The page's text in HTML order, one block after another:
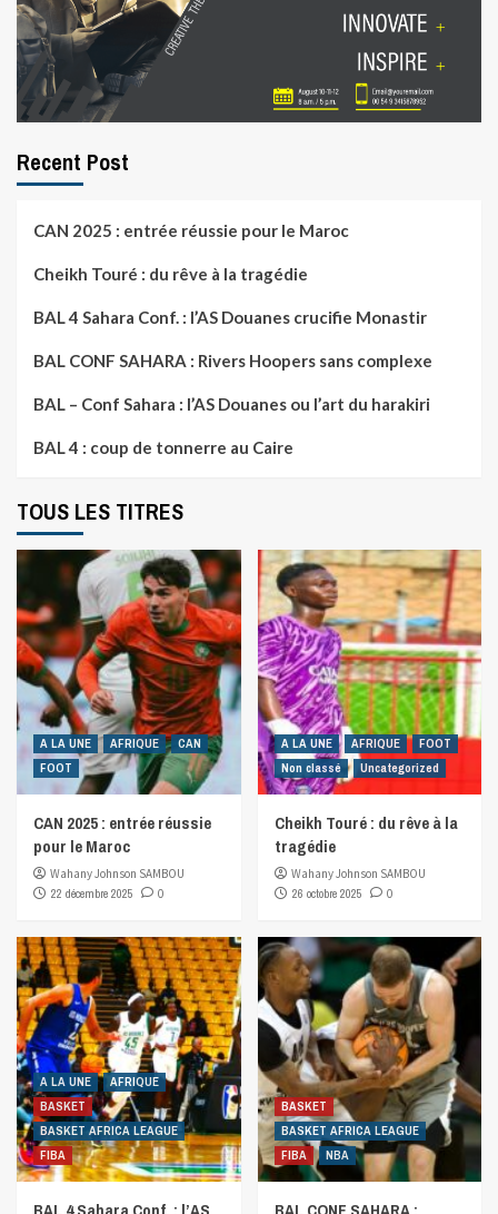
Recent Post
CAN 2025 : entrée réussie pour le Maroc
Cheikh Touré : du rêve à la tragédie
BAL 4 Sahara Conf. : l’AS Douanes crucifie Monastir
BAL CONF SAHARA : Rivers Hoopers sans complexe
BAL – Conf Sahara : l’AS Douanes ou l’art du harakiri
BAL 4 : coup de tonnerre au Caire
TOUS LES TITRES
A LA UNE AFRIQUE
CAN
FOOT
CAN 2025 : entrée réussie
pour le Maroc
Wahany Johnson SAMBOU
22 décembre 2025
0
A LA UNE AFRIQUE
FOOT
Non classé
Uncategorized
Cheikh Touré : du rêve à la
tragédie
Wahany Johnson SAMBOU
26 octobre 2025
0
A LA UNE
AFRIQUE
BASKET
BASKET AFRICA LEAGUE
FIBA
BASKET
BASKET AFRICA LEAGUE
FIBA
NBA